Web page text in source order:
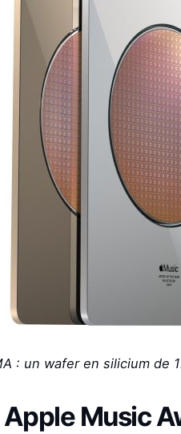
: un wafer en silicium de
Music